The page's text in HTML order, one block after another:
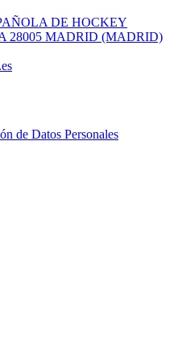
DE HOCKEY
28005 MADRID (MADRID)
de Datos Personales